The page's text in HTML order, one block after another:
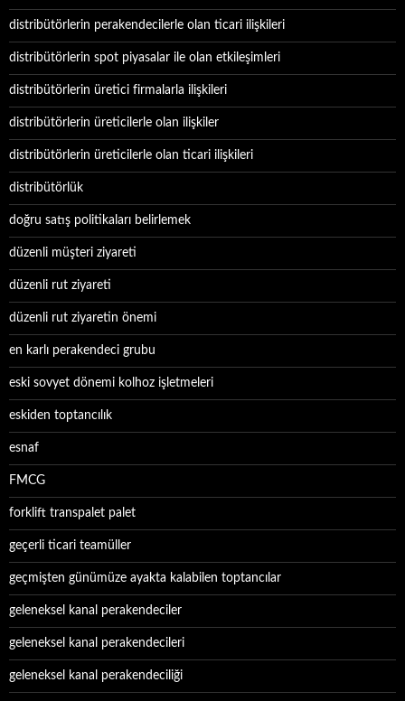
distribütörlerin perakendecilerle olan ticari ilişkileri
distribütörlerin spot piyasalar ile olan etkileşimleri
distribütörlerin üretici firmalarla ilişkileri
distribütörlerin üreticilerle olan ilişkiler
distribütörlerin üreticilerle olan ticari ilişkileri
distribütörlük
doğru satış politikaları belirlemek
düzenli müşteri ziyareti
düzenli rut ziyareti
düzenli rut ziyaretin önemi
en karlı perakendeci grubu
eski sovyet dönemi kolhoz işletmeleri
eskiden toptancılık
esnaf
FMCG
forklift transpalet palet
geçerli ticari teamüller
geçmişten günümüze ayakta kalabilen toptancılar
geleneksel kanal perakendeciler
geleneksel kanal perakendecileri
geleneksel kanal perakendeciliği